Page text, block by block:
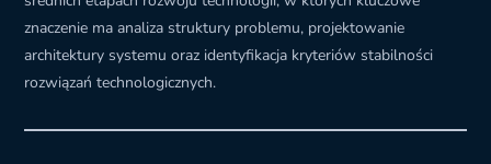
znaczenie ma analiza struktury problemu, projektowanie
architektury systemu oraz identyfikacja kryteriów stabilności
rozwiązań technologicznych.